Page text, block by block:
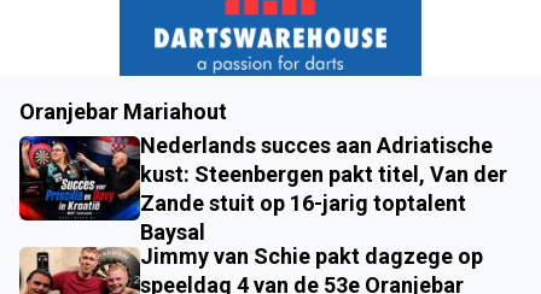
Oranjebar Mariahout
Nederlands succes aan Adriatische
kust: Steenbergen pakt titel, Van der
Zande stuit op 16-jarig toptalent
Baysal
Jimmy van Schie pakt dagzege op
speeldag 4 van de 53e Oranjebar